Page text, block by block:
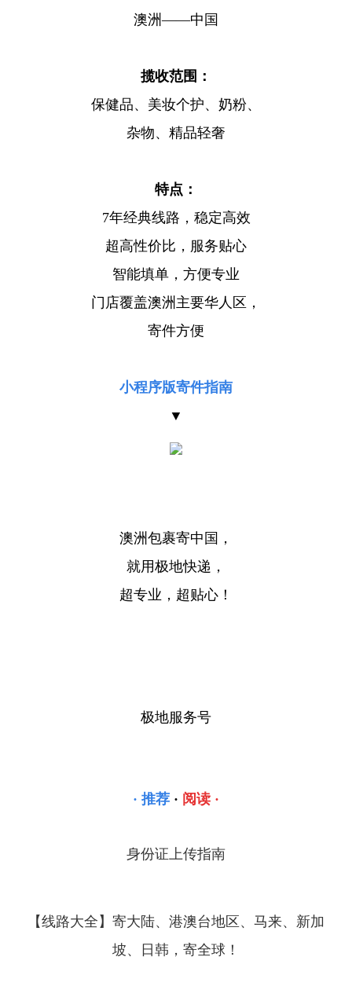
澳洲——中国
揽收范围：
保健品、美妆个护、奶粉、
杂物、精品轻奢
特点：
7年经典线路，稳定高效
超高性价比，服务贴心
智能填单，方便专业
门店覆盖澳洲主要华人区，
寄件方便
小程序版寄件指南
▼
澳洲包裹寄中国，
就用极地快递，
超专业，超贴心！
极地服务号
· 推荐 · 阅读 ·
身份证上传指南
【线路大全】寄大陆、港澳台地区、马来、新加
坡、日韩，寄全球！